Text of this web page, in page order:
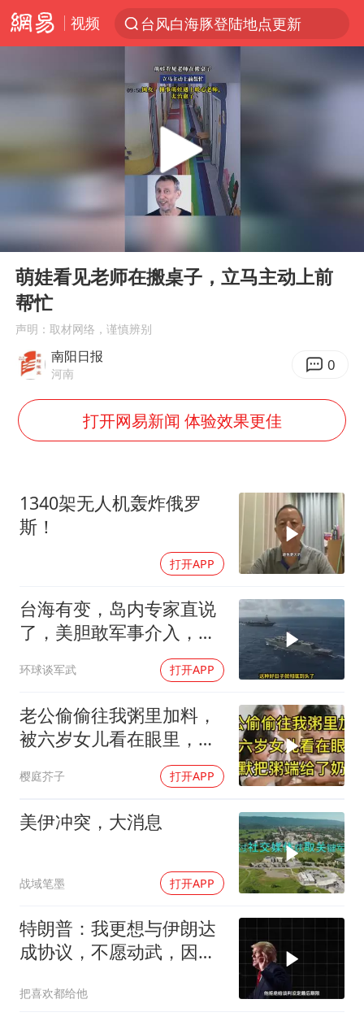
视频
台风白海豚登陆地点更新
台风白海豚进入48小时警戒线
台风白海豚影响中国已成定局
佛得角门将亮相智利俱乐部主场
看守所辅警收受10万获刑1年
多地要求领导干部带头休假
U17国足1分钟轰2球
哪吒汽车南宁工厂设备降价20%拍卖
五粮液渠道价一箱上涨近百元
法国下周开始禁止未经同意的电话营销
80后女柜员逆袭成4200亿银行副行长
女子利用漏洞0元薅走3000多件家电
24小时不关空调 电费会更低吗
奋进开新局 实干挑大梁
Play
00:00
萌娃看见老师在搬桌子，立马主动上前
帮忙
声明：取材网络，谨慎辨别
南阳日报
河南 0
打开网易新闻 体验效果更佳
1340架无人机轰炸俄罗
斯！
打开APP
台海有变，岛内专家直说
了，美胆敢军事介入，战
环球谈军武 打开APP
老公偷偷往我粥里加料，
被六岁女儿看在眼里，默
樱庭芥子 打开APP
美伊冲突，大消息
战域笔墨 打开APP
特朗普：我更想与伊朗达
成协议，不愿动武，因为
把喜欢都给他